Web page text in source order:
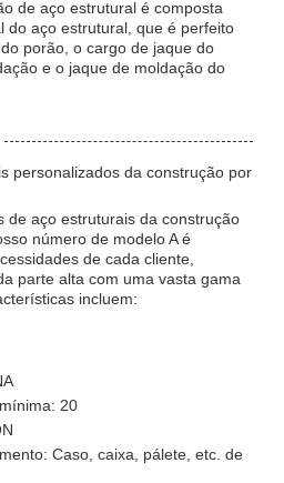
de aço estrutural é composta
do aço estrutural, que é perfeito
porão, o cargo de jaque do
e o jaque de moldação do
personalizados da construção por
de aço estruturais da construção
número de modelo A é
de cada cliente,
parte alta com uma vasta gama
incluem:
20
Caso, caixa, pálete, etc. de